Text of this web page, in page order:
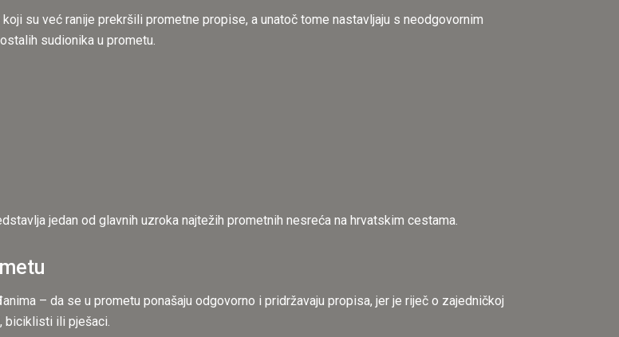
koji su već ranije prekršili prometne propise, a unatoč tome nastavljaju s neodgovornim
sudionika u prometu.
jedan od glavnih uzroka najtežih prometnih nesreća na hrvatskim cestama.
– da se u prometu ponašaju odgovorno i pridržavaju propisa, jer je riječ o zajedničkoj
biciklisti ili pješaci.